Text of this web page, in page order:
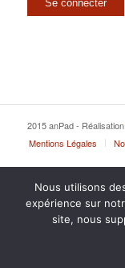
2015 anPad - Réalisation
Mentions Légales
Nous utilisons
expérience sur
site, nous